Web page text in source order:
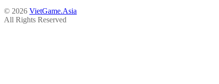
© 2026 VietGame.Asia
All Rights Reserved